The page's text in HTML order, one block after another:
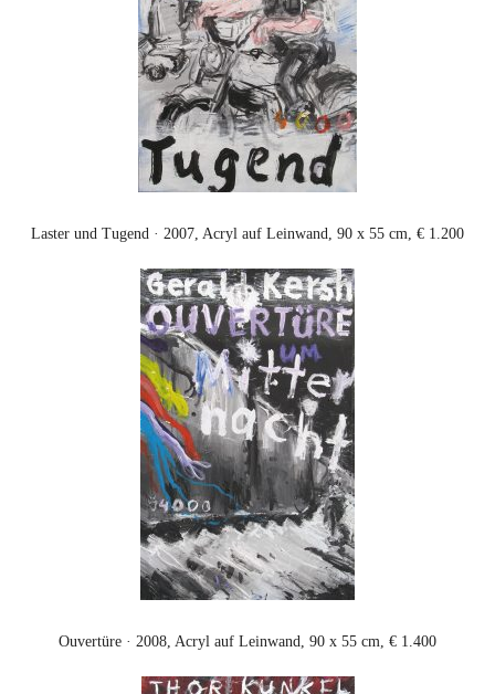
Laster und Tugend · 2007, Acryl auf Leinwand, 90 x 55 cm, € 1.200
Ouvertüre · 2008, Acryl auf Leinwand, 90 x 55 cm, € 1.400